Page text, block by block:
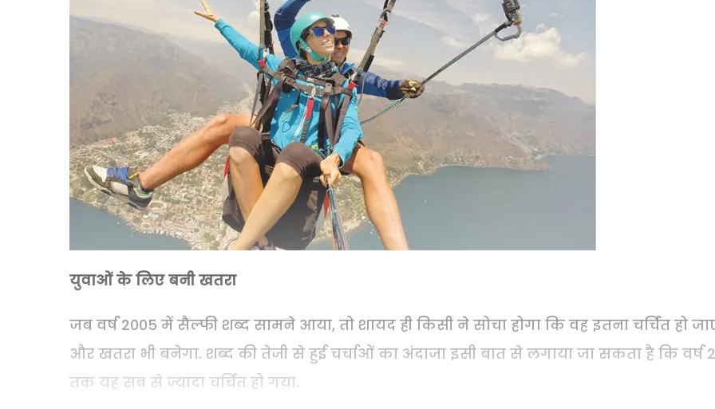
युवाओं के लिए बनी खतरा
जब वर्ष 2005 में सैल्फी शब्द सामने आया, तो शायद ही किसी ने सोचा होगा कि वह इतना चर्चित हो
और खतरा भी बनेगा. शब्द की तेजी से हुई चर्चाओं का अंदाजा इसी बात से लगाया जा सकता है कि वर्ष
तक यह सब से ज्यादा चर्चित हो गया.